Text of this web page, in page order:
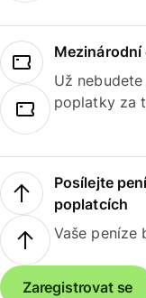
Už
poplatky za
Posílejte
poplatcích
Vaše peníze
Zaregistrovat se